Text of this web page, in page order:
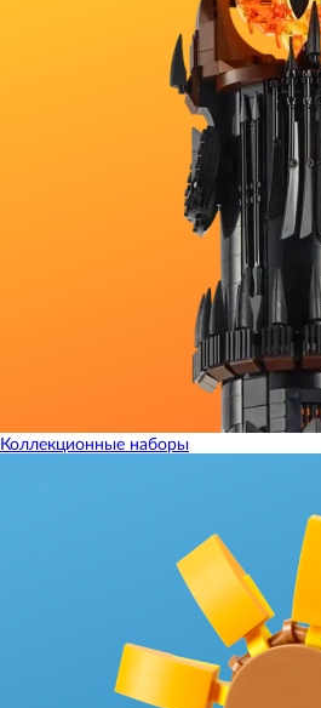
Коллекционные наборы